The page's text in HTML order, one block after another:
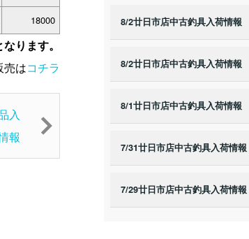
18000
ります。
売はコチラ
入
報
8/2廿日市店中古釣具入荷情報
8/2廿日市店中古釣具入荷情報
8/1廿日市店中古釣具入荷情報
7/31廿日市店中古釣具入荷情報
7/29廿日市店中古釣具入荷情報